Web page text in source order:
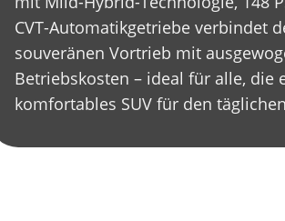
CVT-Automatikgetriebe verbindet
souveränen Vortrieb mit
Betriebskosten – ideal für alle, die
komfortables SUV für den